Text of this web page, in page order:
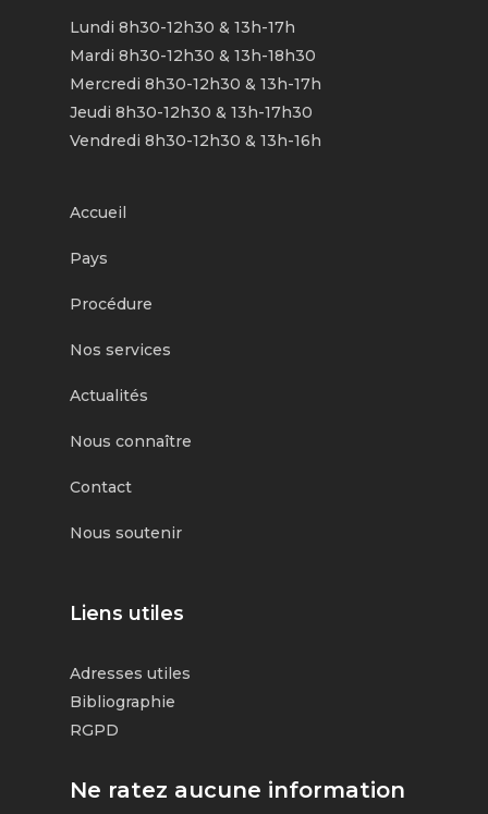
Lundi 8h30-12h30 & 13h-17h
Mardi 8h30-12h30 & 13h-18h30
Mercredi 8h30-12h30 & 13h-17h
Jeudi 8h30-12h30 & 13h-17h30
Vendredi 8h30-12h30 & 13h-16h
Accueil
Pays
Procédure
Nos services
Actualités
Nous connaître
Contact
Nous soutenir
Liens utiles
Adresses utiles
Bibliographie
RGPD
Ne ratez aucune information